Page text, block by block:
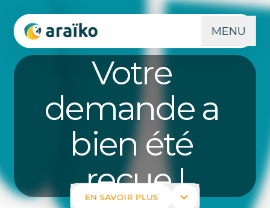
MENU
Votre
demande a
bien été
reçue !
EN SAVOIR PLUS